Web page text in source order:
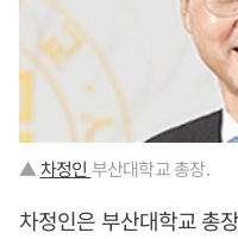
▲차정인 부산대학교 총장.
차정인은 부산대학교 총